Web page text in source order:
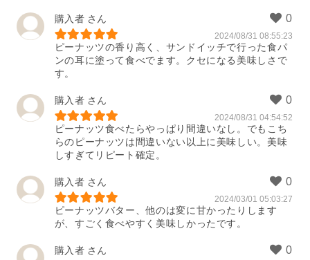
購入者
2024/08/31 08:55:23
ピーナッツの香り高く、サンドイッチで行った食パ
ンの耳に塗って食べでます。クセになる美味しさで
す。
購入者
2024/08/31 04:54:52
ピーナッツ食べたらやっぱり間違いなし。でもこち
らのピーナッツは間違いない以上に美味しい。美味
しすぎてリピート確定。
購入者
2024/03/01 05:03:27
ピーナッツバター、他のは変に甘かったりします
が、すごく食べやすく美味しかったです。
購入者